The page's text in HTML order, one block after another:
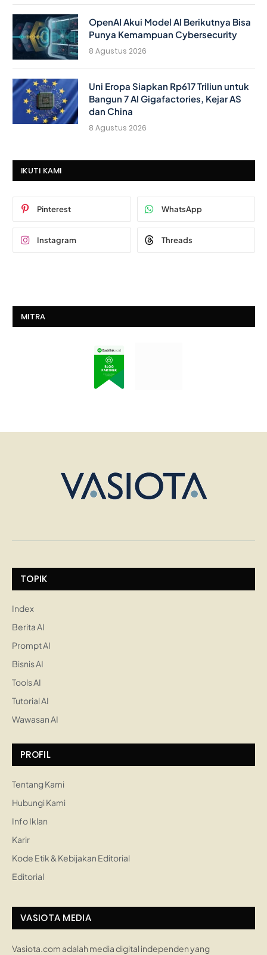
OpenAI Akui Model AI Berikutnya Bisa
Punya Kemampuan Cybersecurity
8 Agustus 2026
Uni Eropa Siapkan Rp617 Triliun untuk
Bangun 7 AI Gigafactories, Kejar AS
dan China
8 Agustus 2026
IKUTI KAMI
Pinterest WhatsApp
Instagram Threads
MITRA
TOPIK
Index
Berita AI
Prompt AI
Bisnis AI
Tools AI
Tutorial AI
Wawasan AI
PROFIL
Tentang Kami
Hubungi Kami
Info Iklan
Karir
Kode Etik & Kebijakan Editorial
Editorial
VASIOTA MEDIA
Vasiota.com adalah media digital independen yang